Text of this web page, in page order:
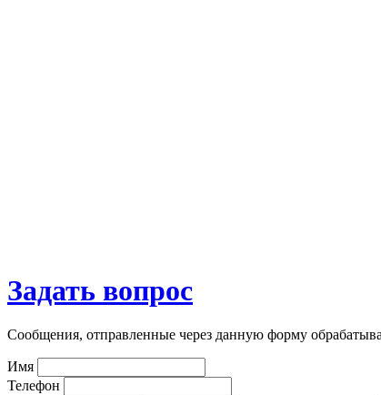
Задать вопрос
Сообщения, отправленные через данную форму
Имя
Телефон